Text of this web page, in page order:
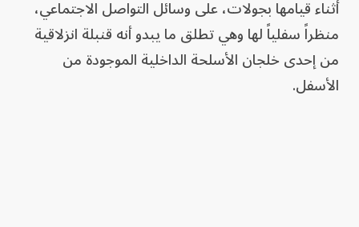
أثناء قيامها بجولات، على وسائل التواصل الاجتماعي،
منظراً سفلياً لها وهي تطلق ما يبدو أنه قنبلة انزلاقية
من إحدى خلجان الأسلحة الداخلية الموجودة من
الأسفل.